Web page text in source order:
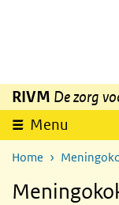
Overslaan en naar
RIVM De zorg
Menu
Home